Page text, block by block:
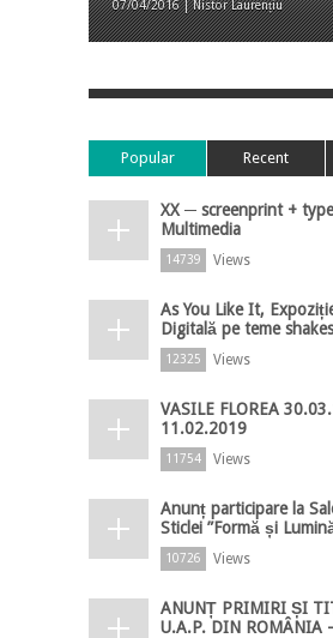
07/04/2016 | Nistor Laurențiu
Popular Recent
XX ─ screenprint +
Multimedia
14739 Views
As You Like It,
Digitală pe teme
12325 Views
VASILE FLOREA
11.02.2019
11754 Views
Anunț participare la
Sticlei ”Formă și
10726 Views
ANUNȚ PRIMIRI ȘI
U.A.P. DIN ROMÂNIA